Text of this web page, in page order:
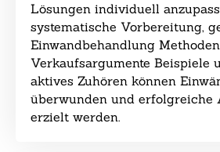
Lösungen individuell
systematische Vorbereitung,
Einwandbehandlung
Verkaufsargumente Beispiele
aktives Zuhören können
überwunden und erfolgreiche
erzielt werden.